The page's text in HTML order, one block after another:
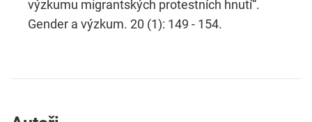
výzkumu migrantských protestních hnutí“.
Gender a výzkum. 20 (1): 149 - 154.